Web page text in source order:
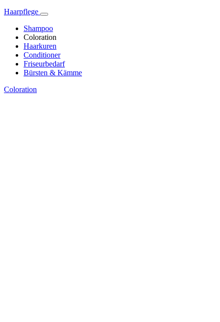
Haarpflege
Shampoo
Coloration
Haarkuren
Conditioner
Friseurbedarf
Bürsten & Kämme
Coloration